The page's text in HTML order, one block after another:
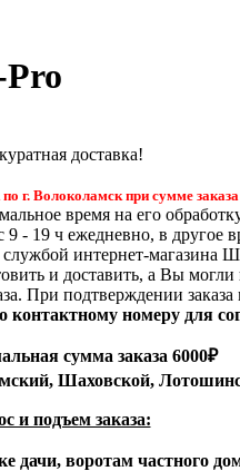
доставка!
Волоколамск при сумме заказа
время на его
- 19 ч ежедневно, в другое
службой интернет-магазина
и доставить, а Вы
При подтверждении
контактному номеру для
сумма заказа 6000₽
Шаховской,
и подъем заказа:
дачи, воротам частного